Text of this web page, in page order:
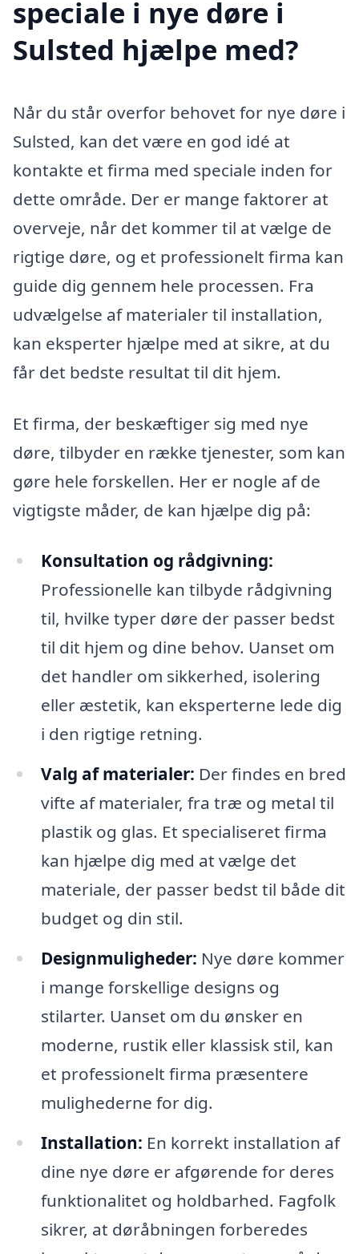
speciale i nye døre i
Sulsted hjælpe med?
Når du står overfor behovet for nye døre i
Sulsted, kan det være en god idé at
kontakte et firma med speciale inden for
dette område. Der er mange faktorer at
overveje, når det kommer til at vælge de
rigtige døre, og et professionelt firma kan
guide dig gennem hele processen. Fra
udvælgelse af materialer til installation,
kan eksperter hjælpe med at sikre, at du
får det bedste resultat til dit hjem.
Et firma, der beskæftiger sig med nye
døre, tilbyder en række tjenester, som kan
gøre hele forskellen. Her er nogle af de
vigtigste måder, de kan hjælpe dig på:
Konsultation og rådgivning:
Professionelle kan tilbyde rådgivning
til, hvilke typer døre der passer bedst
til dit hjem og dine behov. Uanset om
det handler om sikkerhed, isolering
eller æstetik, kan eksperterne lede dig
i den rigtige retning.
Valg af materialer: Der findes en bred
vifte af materialer, fra træ og metal til
plastik og glas. Et specialiseret firma
kan hjælpe dig med at vælge det
materiale, der passer bedst til både dit
budget og din stil.
Designmuligheder: Nye døre kommer
i mange forskellige designs og
stilarter. Uanset om du ønsker en
moderne, rustik eller klassisk stil, kan
et professionelt firma præsentere
mulighederne for dig.
Installation: En korrekt installation af
dine nye døre er afgørende for deres
funktionalitet og holdbarhed. Fagfolk
sikrer, at døråbningen forberedes